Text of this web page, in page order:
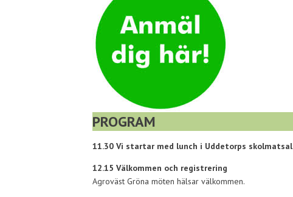
PROGRAM
11.30 Vi startar med lunch i Uddetorps skolmatsal
12.15 Välkommen och registrering
Agroväst Gröna möten hälsar välkommen.